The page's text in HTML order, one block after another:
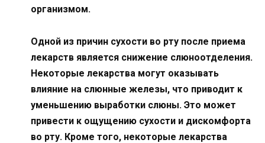
организмом.
Одной из причин сухости во рту после приема
лекарств является снижение слюноотделения.
Некоторые лекарства могут оказывать
влияние на слюнные железы, что приводит к
уменьшению выработки слюны. Это может
привести к ощущению сухости и дискомфорта
во рту. Кроме того, некоторые лекарства